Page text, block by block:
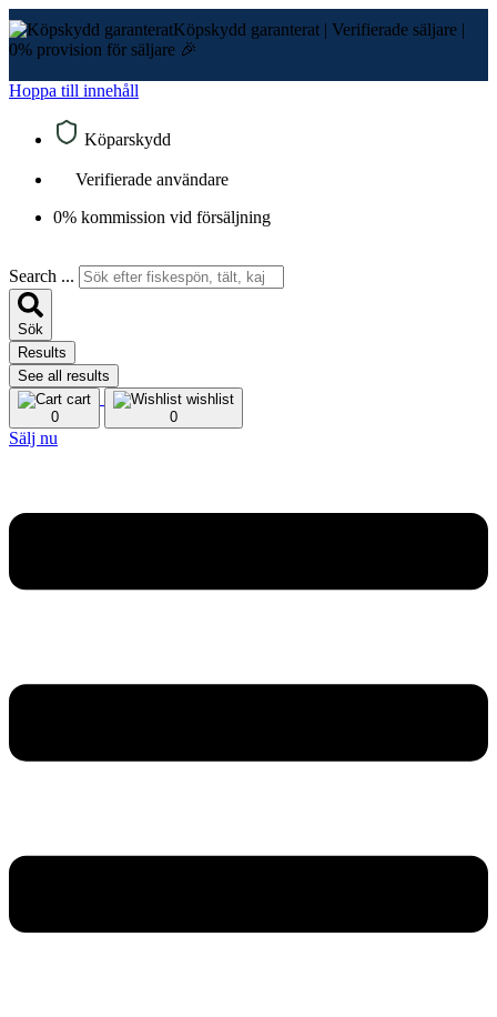
Köpskydd garanterat | Verifierade säljare |
0% provision för säljare 🎉
Hoppa till innehåll
Köparskydd
Verifierade användare
0% kommission vid försäljning
Search ...
Sök
Results
See all results
cart
0
wishlist
0
Sälj nu